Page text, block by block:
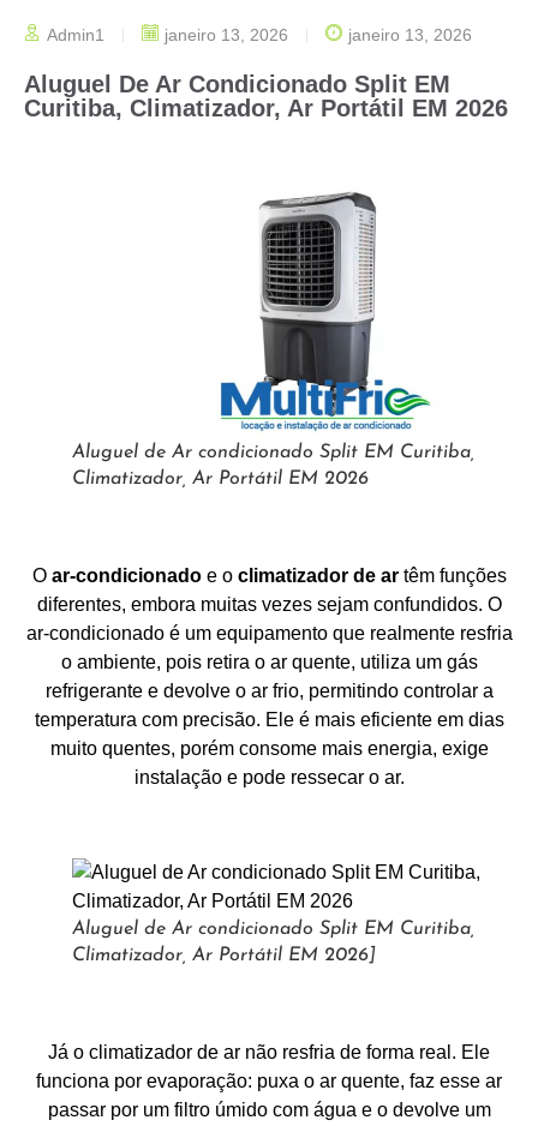
Admin1 janeiro 13, 2026 janeiro 13, 2026
Aluguel De Ar Condicionado Split EM
Curitiba, Climatizador, Ar Portátil EM 2026
Aluguel de Ar condicionado Split EM Curitiba,
Climatizador, Ar Portátil EM 2026
O ar-condicionadoe o climatizador de artêm funções
diferentes, embora muitas vezes sejam confundidos. O
ar-condicionado é um equipamento que realmente resfria
o ambiente, pois retira o ar quente, utiliza um gás
refrigerante e devolve o ar frio, permitindo controlar a
temperatura com precisão. Ele é mais eficiente em dias
muito quentes, porém consome mais energia, exige
instalação e pode ressecar o ar.
Aluguel de Ar condicionado Split EM Curitiba,
Climatizador, Ar Portátil EM 2026]
Já o climatizador de ar não resfria de forma real. Ele
funciona por evaporação: puxa o ar quente, faz esse ar
passar por um filtro úmido com água e o devolve um